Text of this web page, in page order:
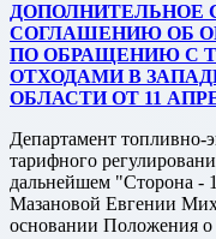
ДОПОЛНИТЕЛЬНОЕ
СОГЛАШЕНИЮ ОБ
ПО ОБРАЩЕНИЮ С
ОТХОДАМИ В
ОБЛАСТИ ОТ 11
Департамент топливно-
тарифного
дальнейшем "Сторона -
Мазановой Евгении
основании Положения о